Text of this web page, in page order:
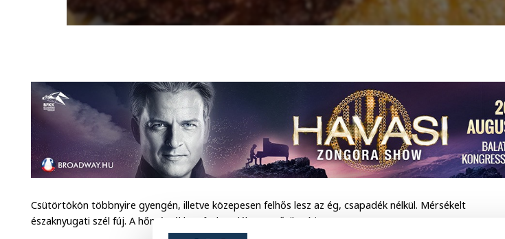
Csütörtökön többnyire gyengén, illetve közepesen felhős lesz az ég, csapadék nélkül. Mérsékelt
északnyugati szél fúj. A hőmérséklet 4°C közelében tetőzik – írja a